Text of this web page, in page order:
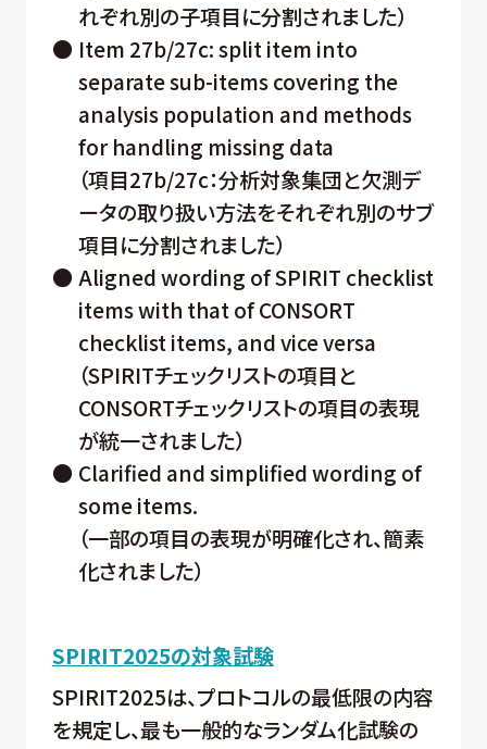
れぞれ別の子項目に分割されました）
● Item 27b/27c: split item into
separate sub-items covering the
analysis population and methods
for handling missing data
（項目27b/27c：分析対象集団と欠測デ
ータの取り扱い方法をそれぞれ別のサブ
項目に分割されました）
● Aligned wording of SPIRIT checklist
items with that of CONSORT
checklist items, and vice versa
（SPIRITチェックリストの項目と
CONSORTチェックリストの項目の表現
が統一されました）
● Clarified and simplified wording of
some items.
（一部の項目の表現が明確化され、簡素
化されました）
SPIRIT2025の対象試験
SPIRIT2025は、プロトコルの最低限の内容
を規定し、最も一般的なランダム化試験の